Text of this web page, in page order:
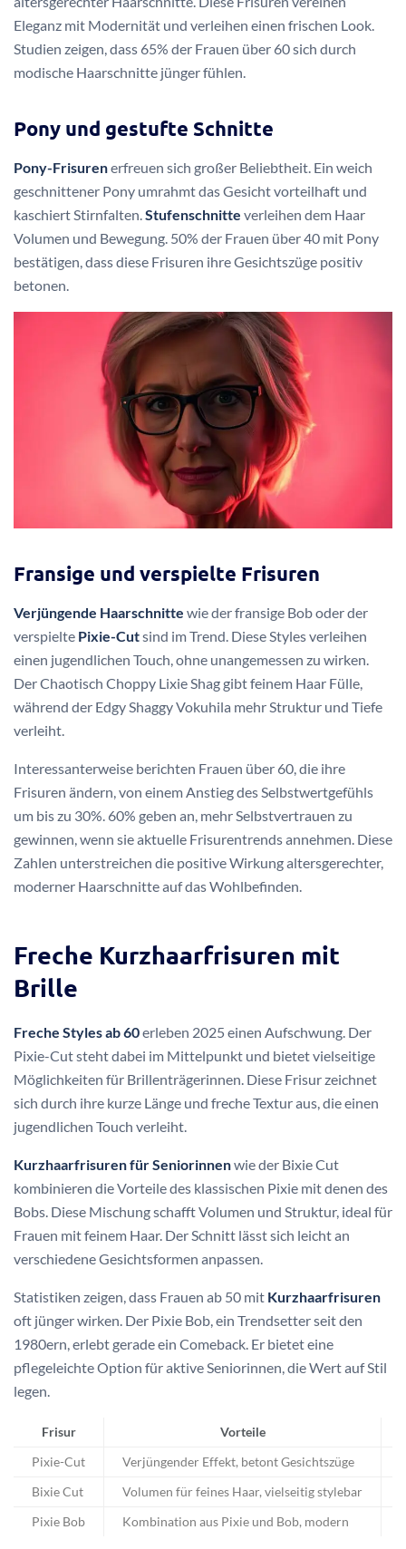
Eleganz mit Modernität und verleihen einen frischen Look.
Studien zeigen, dass 65% der Frauen über 60 sich durch
modische Haarschnitte jünger fühlen.
Pony und gestufte Schnitte
Pony-Frisurenerfreuen sich großer Beliebtheit. Ein weich
geschnittener Pony umrahmt das Gesicht vorteilhaft und
kaschiert Stirnfalten.Stufenschnitte verleihen dem Haar
Volumen und Bewegung. 50% der Frauen über 40 mit Pony
bestätigen, dass diese Frisuren ihre Gesichtszüge positiv
betonen.
Fransige und verspielte Frisuren
Verjüngende Haarschnitte wie der fransige Bob oder der
verspielte Pixie-Cutsind im Trend. Diese Styles verleihen
einen jugendlichen Touch, ohne unangemessen zu wirken.
Der Chaotisch Choppy Lixie Shag gibt feinem Haar Fülle,
während der Edgy Shaggy Vokuhila mehr Struktur und Tiefe
verleiht.
Interessanterweise berichten Frauen über 60, die ihre
Frisuren ändern, von einem Anstieg des Selbstwertgefühls
um bis zu 30%. 60% geben an, mehr Selbstvertrauen zu
gewinnen, wenn sie aktuelle Frisurentrends annehmen. Diese
Zahlen unterstreichen die positive Wirkung altersgerechter,
moderner Haarschnitte auf das Wohlbefinden.
Freche Kurzhaarfrisuren mit
Brille
Freche Styles ab 60erleben 2025 einen Aufschwung. Der
Pixie-Cut steht dabei im Mittelpunkt und bietet vielseitige
Möglichkeiten für Brillenträgerinnen. Diese Frisur zeichnet
sich durch ihre kurze Länge und freche Textur aus, die einen
jugendlichen Touch verleiht.
Kurzhaarfrisuren für Seniorinnenwie der Bixie Cut
kombinieren die Vorteile des klassischen Pixie mit denen des
Bobs. Diese Mischung schafft Volumen und Struktur, ideal für
Frauen mit feinem Haar. Der Schnitt lässt sich leicht an
verschiedene Gesichtsformen anpassen.
Statistiken zeigen, dass Frauen ab 50 mit Kurzhaarfrisuren
oft jünger wirken. Der Pixie Bob, ein Trendsetter seit den
1980ern, erlebt gerade ein Comeback. Er bietet eine
pflegeleichte Option für aktive Seniorinnen, die Wert auf Stil
legen.
Frisur Vorteile
Pixie-Cut Verjüngender Effekt, betont Gesichtszüge
Bixie Cut Volumen für feines Haar, vielseitig stylebar
Pixie Bob Kombination aus Pixie und Bob, modern